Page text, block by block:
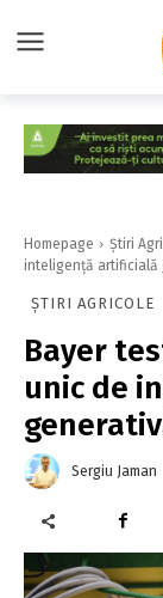
Homepage Știri
inteligență artificială
ȘTIRI AGRICOLE
Bayer
unic de
Sergiu Jaman